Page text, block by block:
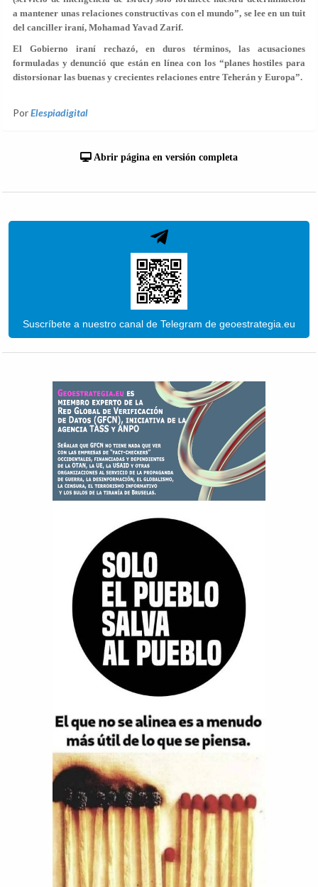
a mantener unas relaciones constructivas con el mundo”, se lee en un tuit
del canciller iraní, Mohamad Yavad Zarif.
El Gobierno iraní rechazó, en duros términos, las acusaciones
formuladas y denunció que están en línea con los “planes hostiles para
distorsionar las buenas y crecientes relaciones entre Teherán y Europa”.
PorElespiadigital
Abrir página en versión completa
Suscríbete a nuestro canal de Telegram de geoestrategia.eu